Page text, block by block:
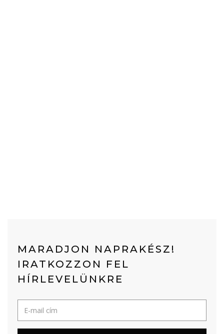
MARADJON NAPRAKÉSZ!
IRATKOZZON FEL
HÍRLEVELÜNKRE